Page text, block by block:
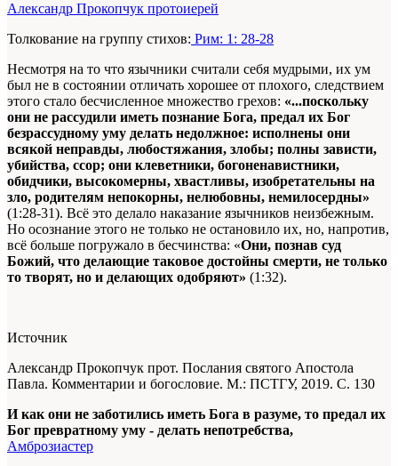
Александр Прокопчук протоиерей
Толкование на группу стихов: Рим: 1: 28-28
Несмотря на то что язычники считали себя мудрыми, их ум
был не в состоянии отличать хорошее от плохого, следствием
этого стало бесчисленное множество грехов: «...поскольку
они не рассудили иметь познание Бога, предал их Бог
безрассудному уму делать недолжное: исполнены они
всякой неправды, любостяжания, злобы; полны зависти,
убийства, ссор; они клеветники, богоненавистники,
обидчики, высокомерны, хвастливы, изобретательны на
зло, родителям непокорны, нелюбовны, немилосердны»
(1:28-31). Всё это делало наказание язычников неизбежным.
Но осознание этого не только не остановило их, но, напротив,
всё больше погружало в бесчинства: «Они, познав суд
Божий, что делающие таковое достойны смерти, не только
то творят, но и делающих одобряют» (1:32).
Источник
Александр Прокопчук прот. Послания святого Апостола
Павла. Комментарии и богословие. М.: ПСТГУ, 2019. С. 130
И как они не заботились иметь Бога в разуме, то предал их
Бог превратному уму - делать непотребства,
Амброзиастер